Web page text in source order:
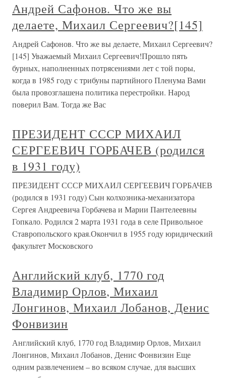
Андрей Сафонов. Что же вы
делаете, Михаил Сергеевич?[145]
Андрей Сафонов. Что же вы делаете, Михаил Сергеевич?
[145] Уважаемый Михаил Сергеевич!Прошло пять
бурных, наполненных потрясениями лет с той поры,
когда в 1985 году с трибуны партийного Пленума Вами
была провозглашена политика перестройки. Народ
поверил Вам. Тогда же Вас
ПРЕЗИДЕНТ СССР МИХАИЛ
СЕРГЕЕВИЧ ГОРБАЧЕВ (родился
в 1931 году)
ПРЕЗИДЕНТ СССР МИХАИЛ СЕРГЕЕВИЧ ГОРБАЧЕВ
(родился в 1931 году) Сын колхозника-механизатора
Сергея Андреевича Горбачева и Марии Пантелеевны
Гопкало. Родился 2 марта 1931 года в селе Привольное
Ставропольского края.Окончил в 1955 году юридический
факультет Московского
Английский клуб, 1770 год
Владимир Орлов, Михаил
Лонгинов, Михаил Лобанов, Денис
Фонвизин
Английский клуб, 1770 год Владимир Орлов, Михаил
Лонгинов, Михаил Лобанов, Денис Фонвизин Еще
одним развлечением – во всяком случае, для высших